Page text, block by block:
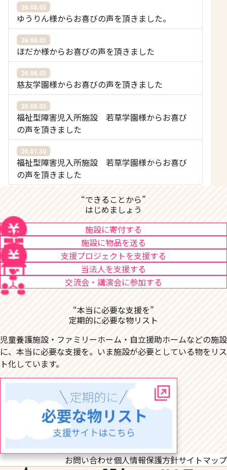
26.08.03
ゆうりん様からお喜びの声を頂きました。
26.08.03
ほだか様からお喜びの声を頂きました
26.08.03
慈友学園様からお喜びの声を頂きました
26.08.03
福祉型障害児入所施設 若草学園様からお喜び
の声を頂きました
26.07.30
福祉型障害児入所施設 若草学園様からお喜び
の声を頂きました
“できることから”
はじめましょう
施設に寄付する
施設に物品を送る
支援プロジェクトを支援する
当法人を支援する
交流会・講演会に参加する
“本当に必要な支援を”
定期的に必要な物リスト
児童養護施設・ファミリーホーム・自立援助ホームなどの施設
に、本当に必要な支援を。いま施設が必要としている物をリス
ト化しています。
お問い合わせ個人情報保護方針サイトマップ